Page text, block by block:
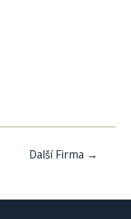
Další Firma →